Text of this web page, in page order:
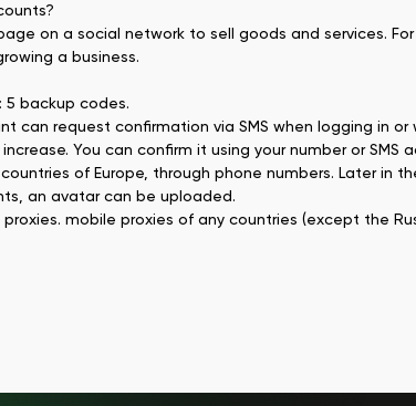
on a social network to sell goods and services.
a business.
5 backup codes.
can request confirmation via SMS when logging in or
You can confirm it using your number or SMS
of Europe, through phone numbers. Later in
an avatar can be uploaded.
mobile proxies of any countries (except the